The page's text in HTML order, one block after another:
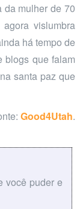
da mulher de 70
vislumbra
há tempo de
blogs que falam
santa paz que
Good4Utah.
você puder e